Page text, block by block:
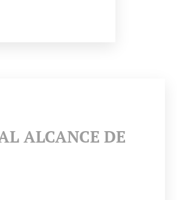
ALCANCE DE